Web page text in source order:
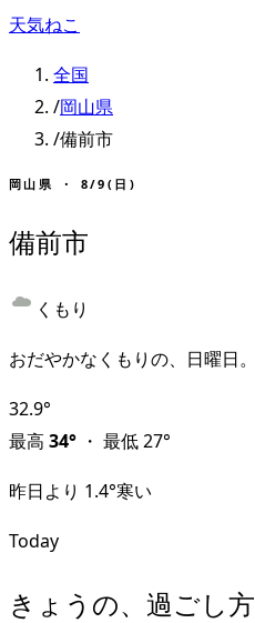
天気ねこ
全国
/岡山県
/備前市
岡山県 ・ 8/9(日)
備前市
くもり
おだやかなくもりの、日曜日。
32.9°
最高 34° ・ 最低27°
昨日より 1.4°寒い
Today
きょうの、過ごし方